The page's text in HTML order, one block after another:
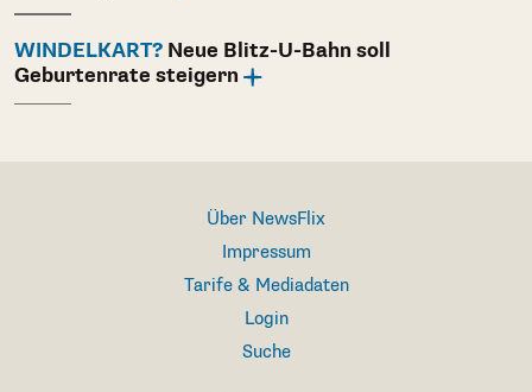
WINDELKART? Neue Blitz-U-Bahn soll
Geburtenrate steigern
Über NewsFlix
Impressum
Tarife & Mediadaten
Login
Suche